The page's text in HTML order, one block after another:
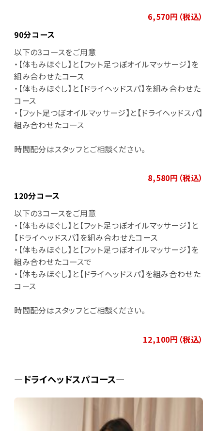
6,570円（税込）
90分コース
以下の3コースをご用意
・【体もみほぐし】と【フット足つぼオイルマッサージ】を
組み合わせたコース
・【体もみほぐし】と【ドライヘッドスパ】を組み合わせた
コース
・【フット足つぼオイルマッサージ】と【ドライヘッドスパ】
組み合わせたコース
時間配分はスタッフとご相談ください。
8,580円（税込）
120分コース
以下の3コースをご用意
・【体もみほぐし】と【フット足つぼオイルマッサージ】と
【ドライヘッドスパ】を組み合わせたコース
・【体もみほぐし】と【フット足つぼオイルマッサージ】を
組み合わせたコースで
・【体もみほぐし】と【ドライヘッドスパ】を組み合わせた
コース
時間配分はスタッフとご相談ください。
12,100円（税込）
―ドライヘッドスパコース―